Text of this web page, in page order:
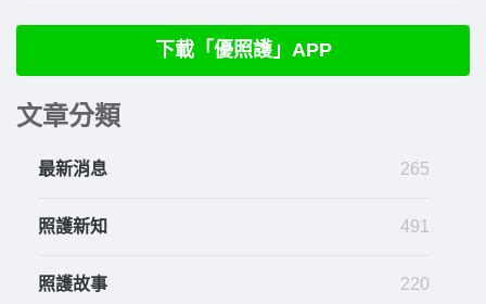
下載「優照護」APP
文章分類
最新消息 265
照護新知 491
照護故事 220